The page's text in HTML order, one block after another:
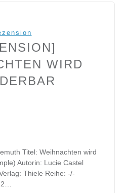
WIRD
Titel: Weihnachten wird
Autorin: Lucie Castel
Thiele Reihe: -/-